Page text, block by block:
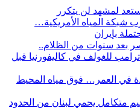
لمشهد لن يتكرر
المياه الأمريكية…
بإيران
بعد سنوات من الظلام..
للغولف في كاليفورنيا قبل
في العمر… فوق مياه المحيط
متكامل يحمي لبنان من الحدود